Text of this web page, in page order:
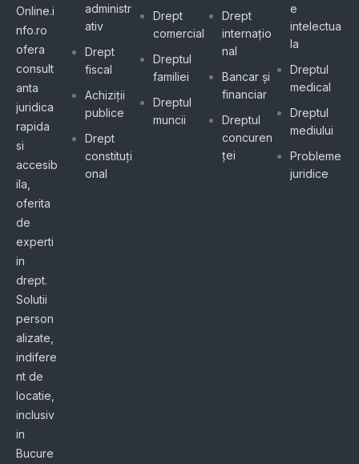
Online.i
nfo.ro
ofera
consult
anta
juridica
rapida
si
accesib
ila,
oferita
de
experti
in
drept.
Solutii
person
alizate,
indifere
nt de
locatie,
inclusiv
in
Bucure
administr
ativ
Drept
fiscal
Achiziții
publice
Drept
constituți
onal
Drept
comercial
Dreptul
familiei
Dreptul
muncii
Drept
internațio
nal
Bancar și
financiar
Dreptul
concuren
ței
e
intelectua
la
Dreptul
medical
Dreptul
mediului
Probleme
juridice